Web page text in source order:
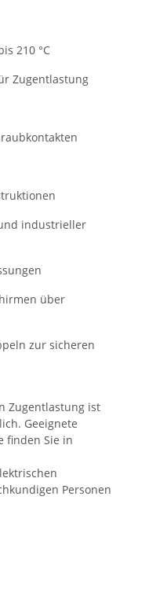
210 °C
Zugentlastung
industrieller
über
zur sicheren
Zugentlastung ist
Geeignete
finden Sie in
Personen